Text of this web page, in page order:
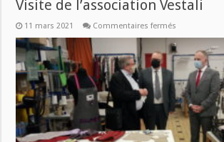
Visite de l’association Vestali
11 mars 2021 Commentaires fermés
jeudi
à
dans
fréquence
associations
:
Visite
de
l’association
Vestali